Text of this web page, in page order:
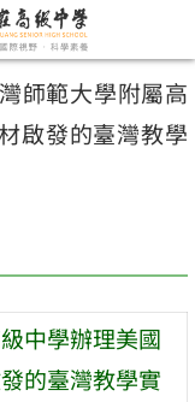
師範大學附屬高
啟發的臺灣教學
中學辦理美國
的臺灣教學實